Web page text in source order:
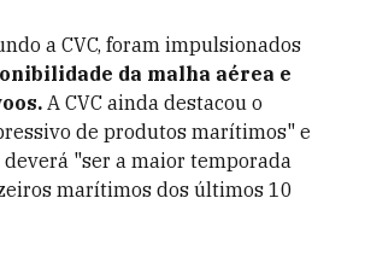
a CVC, foram impulsionados
da malha aérea e
A CVC ainda destacou o
de produtos marítimos" e
"ser a maior temporada
marítimos dos últimos 10